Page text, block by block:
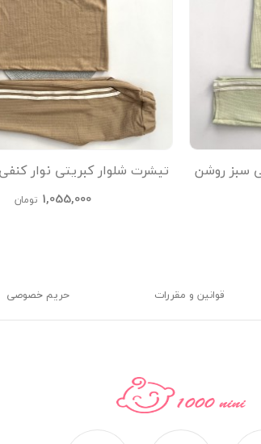
سبز روشن
تیشرت شلوار کبریتی نوار
kids
1,055,000 تومان
قوانین و مقررات حریم خصوصی